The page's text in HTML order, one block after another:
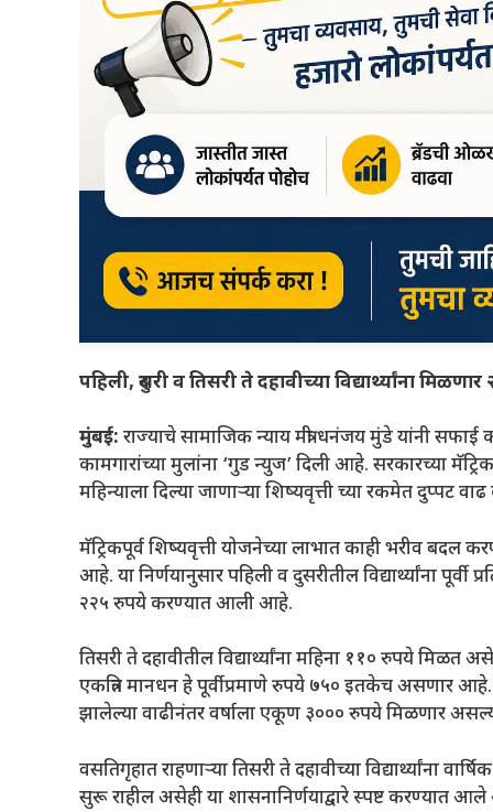
पहिली, दुसरी व तिसरी ते दहावीच्या विद्यार्थ्यांना
मुंबई: राज्याचे सामाजिक न्याय मंत्री धनंजय मुंडे यांनी सफाई
कामगारांच्या मुलांना ‘गुड न्युज’ दिली आहे. सरकारच्या
महिन्याला दिल्या जाणाऱ्या शिष्यवृत्ती च्या रकमेत दुप्पट
मॅट्रिकपूर्व शिष्यवृत्ती योजनेच्या लाभात काही भरीव
आहे. या निर्णयानुसार पहिली व दुसरीतील विद्यार्थ्यांना
२२५ रुपये करण्यात आली आहे.
तिसरी ते दहावीतील विद्यार्थ्यांना महिना ११० रुपये
एकत्रित मानधन हे पूर्वीप्रमाणे रुपये ७५० इतकेच असणार आहे.
झालेल्या वाढीनंतर वर्षाला एकूण ३००० रुपये मिळणार
वसतिगृहात राहणाऱ्या तिसरी ते दहावीच्या विद्यार्थ्यांना
सुरू राहील असेही या शासनानिर्णयाद्वारे स्पष्ट करण्यात